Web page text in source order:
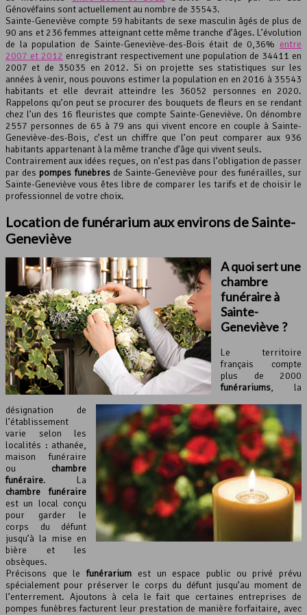
Leaflet, © OpenStreetMapcontributeurs
Génovéfains sont actuellement au nombre de 35543.
Sainte-Geneviève compte 59 habitants de sexe masculin âgés de plus de
90 ans et 236 femmes atteignant cette même tranche d’âges. L’évolution
de la population de Sainte-Geneviève-des-Bois était de 0,36% entre
2007 et 2012 enregistrant respectivement une population de 34411 en
2007 et de 35035 en 2012. Si on projette ses statistiques sur les
années à venir, nous pouvons estimer la population en en 2016 à 35543
habitants et elle devrait atteindre les 36052 personnes en 2020.
Rappelons qu’on peut se procurer des bouquets de fleurs en se rendant
chez l’un des 16 fleuristes que compte Sainte-Geneviève. On dénombre
2557 personnes de 65 à 79 ans qui vivent encore en couple à Sainte-
Geneviève-des-Bois, c’est un chiffre que l’on peut comparer aux 936
habitants appartenant à la même tranche d’âge qui vivent seuls.
Contrairement aux idées reçues, on n’est pas dans l’obligation de passer
par des pompes funèbresde Sainte-Geneviève pour des funérailles, sur
Sainte-Geneviève vous êtes libre de comparer les tarifs et de choisir le
professionnel de votre choix.
Location de funérarium aux environs de Sainte-
Geneviève
A quoi sert une
chambre
funéraire à
Sainte-
Geneviève ?
Le territoire
français compte
plus de 2000
funérariums, la
désignation de
l’établissement
varie selon les
localités : athanée,
maison funéraire
ou chambre
funéraire. La
chambre funéraire
est un local conçu
pour garder le
corps du défunt
jusqu’à la mise en
bière et les
obsèques.
Précisons que lefunérarium est un espace public ou privé prévu
spécialement pour préserver le corps du défunt jusqu’au moment de
l’enterrement. Ajoutons à cela le fait que certaines entreprises de
pompes funèbres facturent leur prestation de manière forfaitaire, avec